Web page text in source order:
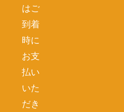
はご
到着
時に
お支
払い
いた
だき